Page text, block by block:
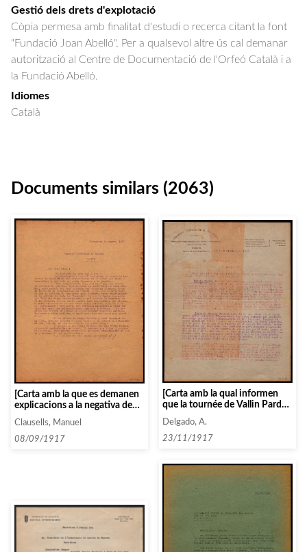
Gestió dels drets d'explotació
Còpia permesa amb finalitat d'estudi o recerca citant la font
"Fundació Joan Abelló". Per a qualsevol altre ús cal demanar
autorització al Centre de Documentació de l'Orfeó Català i a
la Fundació Abelló.
Idiomes
Català
Documents similars (2063)
[Carta amb la que es demanen
explicacions a la negativa de
Vallin Pardo i diuen que poden
prendre mesures per tal de
salvar la temporada de
Clausells, Manuel
08/09/1917
[Carta amb la qual informen
que la tournée de Vallin Pardo
estàn d’acord amb el tema
Coynnet Cousin]
Delgado, A.
23/11/1917